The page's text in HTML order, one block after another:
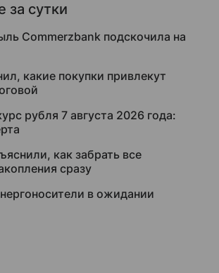
за сутки
Commerzbank подскочила на
какие покупки привлекут
рубля 7 августа 2026 года:
как забрать все
сразу
в ожидании